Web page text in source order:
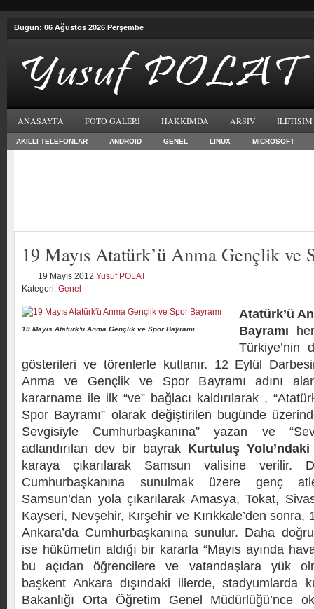
Bugün: 06 Ağustos 2026 Perşembe
ANASAYFA FOTO GALERI HAKKIMDA ARSIV ILETISIM
AKILLI TELEFONLAR ANDROID GENEL LINUX MICROSOFT
19 Mayıs Atatürk’ü Anma Gençlik ve
19 Mayıs 2012 Yusuf POLAT
Kategori: Genel
19 Mayıs Atatürk'ü Anma Gençlik ve Spor Bayramı
Atatürk’ü
Bayramı
Türkiye’nin
gösterileri ve törenlerle kutlanır. 12 Eylül
Anma ve Gençlik ve Spor Bayramı adını
kararname ile ilk “ve” bağlacı kaldırılarak ,
Spor Bayramı” olarak değiştirilen bugünde
Sevgisiyle Cumhurbaşkanına” yazan ve
adlandırılan dev bir bayrak Kurtuluş
karaya çıkarılarak Samsun valisine verilir.
Cumhurbaşkanına sunulmak üzere genç
Samsun’dan yola çıkarılarak Amasya, Tokat,
Kayseri, Nevşehir, Kırşehir ve Kırıkkale’den sonra,
Ankara’da Cumhurbaşkanına sunulur. Daha
ise hükümetin aldığı bir kararla “Mayıs ayında
bu açıdan öğrencilere ve vatandaşlara yük
başkent Ankara dışındaki illerde, stadyumlarda
Bakanlığı Orta Öğretim Genel Müdürlüğü’nce